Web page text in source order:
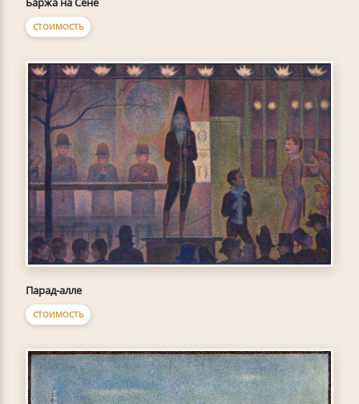
СТОИМОСТЬ
Парад-алле
СТОИМОСТЬ